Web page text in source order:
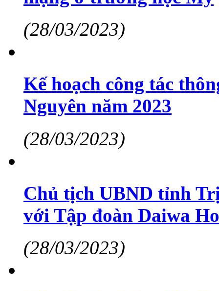
(28/03/2023)
Kế hoạch công tác
Nguyên năm 2023
(28/03/2023)
Chủ tịch UBND tỉnh
với Tập đoàn Daiwa
(28/03/2023)